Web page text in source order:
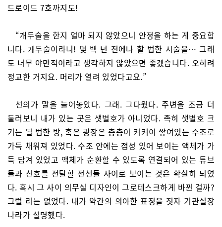
드로이드 7호까지도!
“개두술을 한지 얼마 되지 않았으니 안정을 하는 게 중요합
니다. 개두술이라니! 몇 백 년 전에나 할 법한 시술을… 그래
도 너무 야만적이라고 생각하지 않았으면 좋겠습니다. 오히려
정교한 거지요. 머리가 열려 있었다고요.”
선의가 말을 늘어놓았다. 그래. 그다웠다. 주변을 조금 더
둘러보니 내가 있는 곳은 샛별호가 아니었다. 족히 샛별호 크
기는 될 법한 방, 혹은 광장은 층층이 켜켜이 쌓여있는 수조로
가득 채워져 있었다. 수조 안에는 점성 있어 보이는 액체가 가
득 담겨 있었고 액체가 순환할 수 있도록 연결되어 있는 튜브
들과 신호를 전달할 전선들 사이로 보이는 것은 확실히 뇌였
다. 혹시 그 사이 의무실 디자인이 그로테스크하게 바뀐 걸까?
그럴 리는 없었다. 내가 약간의 의아한 표정을 짓자 기관실장
나라가 설명했다.